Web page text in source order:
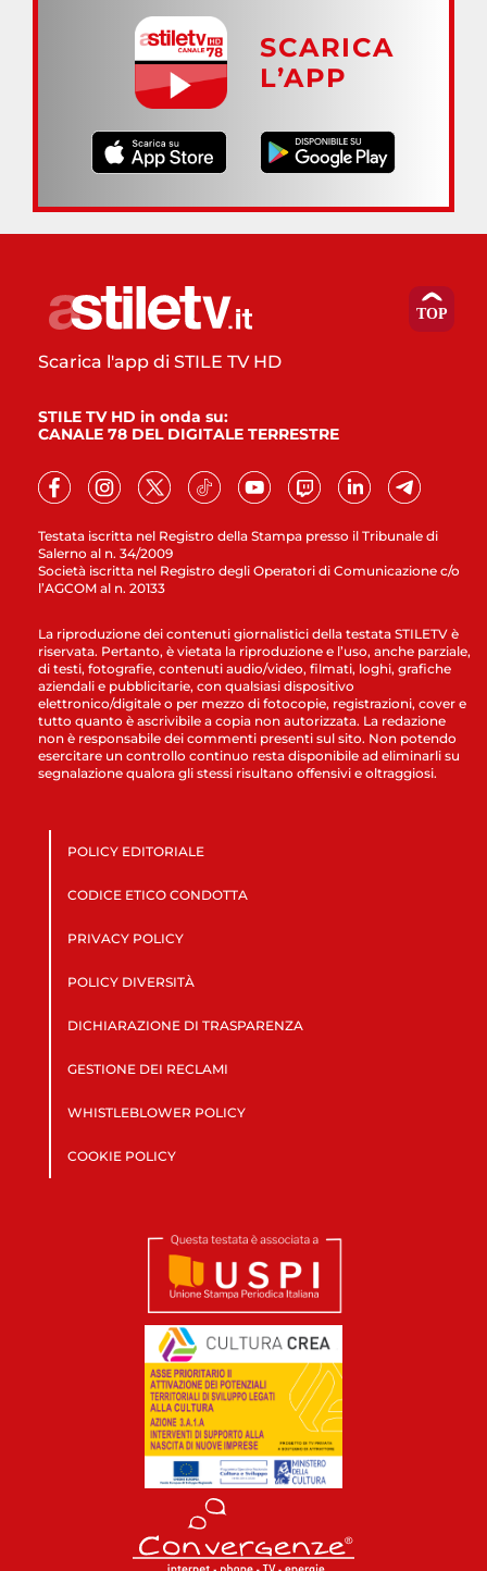
SCARICA
L’APP
Testata iscritta nel Registro della Stampa presso il Tribunale di
Salerno al n. 34/2009
Società iscritta nel Registro degli Operatori di Comunicazione c/o
l’AGCOM al n. 20133
Scarica l'app di STILE TV HD
STILE TV HD in onda su:
CANALE 78 DEL DIGITALE TERRESTRE
La riproduzione dei contenuti giornalistici della testata STILETV è
riservata. Pertanto, è vietata la riproduzione e l’uso, anche parziale,
di testi, fotografie, contenuti audio/video, filmati, loghi, grafiche
aziendali e pubblicitarie, con qualsiasi dispositivo
elettronico/digitale o per mezzo di fotocopie, registrazioni, cover e
tutto quanto è ascrivibile a copia non autorizzata. La redazione
non è responsabile dei commenti presenti sul sito. Non potendo
esercitare un controllo continuo resta disponibile ad eliminarli su
segnalazione qualora gli stessi risultano offensivi e oltraggiosi.
POLICY EDITORIALE
CODICE ETICO CONDOTTA
PRIVACY POLICY
POLICY DIVERSITÀ
DICHIARAZIONE DI TRASPARENZA
GESTIONE DEI RECLAMI
WHISTLEBLOWER POLICY
COOKIE POLICY